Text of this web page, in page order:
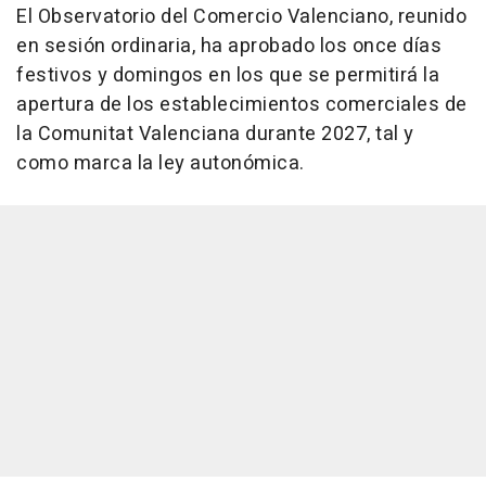
El Observatorio del Comercio Valenciano, reunido
en sesión ordinaria, ha aprobado los once días
festivos y domingos en los que se permitirá la
apertura de los establecimientos comerciales de
la Comunitat Valenciana durante 2027, tal y
como marca la ley autonómica.